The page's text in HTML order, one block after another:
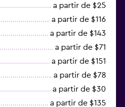
a partir de $25
a partir de $116
a partir de $143
a partir de $71
a partir de $151
a partir de $78
a partir de $30
a partir de $135